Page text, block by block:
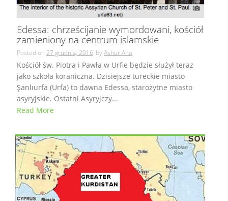
Edessa: chrześcijanie wymordowani, kościół
zamieniony na centrum islamskie
Posted on 27 grudnia, 2016 byAshur Aho
Kościół św. Piotra i Pawła w Urfie będzie służył teraz
jako szkoła koraniczna. Dzisiejsze tureckie miasto
Şanlıurfa (Urfa) to dawna Edessa, starożytne miasto
asyryjskie. Ostatni Asyryjczy...
Read More